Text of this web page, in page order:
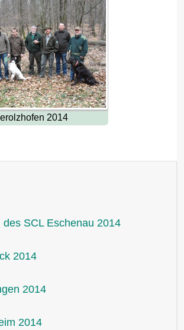
2014
des SCL Eschenau 2014
2014
2014
2014